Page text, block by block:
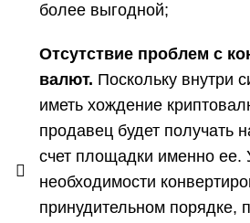
более выгодной;
Отсутствие проблем с
валют. Поскольку внутри
иметь хождение
продавец будет получать
счет площадки именно ее.
необходимости
принудительном порядке,